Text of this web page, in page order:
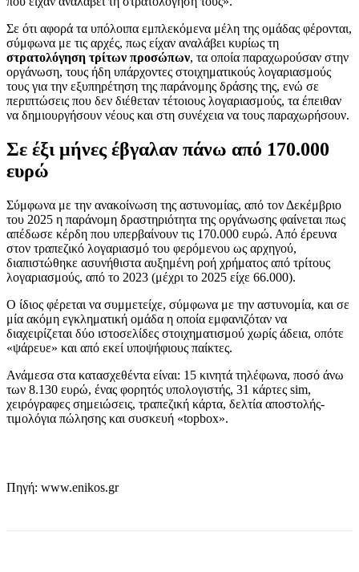
Σε ότι αφορά τα υπόλοιπα εμπλεκόμενα μέλη της ομάδας φέρονται,
σύμφωνα με τις αρχές, πως είχαν αναλάβει κυρίως τη
στρατολόγηση τρίτων προσώπων, τα οποία παραχωρούσαν στην
οργάνωση, τους ήδη υπάρχοντες στοιχηματικούς λογαριασμούς
τους για την εξυπηρέτηση της παράνομης δράσης της, ενώ σε
περιπτώσεις που δεν διέθεταν τέτοιους λογαριασμούς, τα έπειθαν
να δημιουργήσουν νέους και στη συνέχεια να τους παραχωρήσουν.
Σε έξι μήνες έβγαλαν πάνω από 170.000
ευρώ
Σύμφωνα με την ανακοίνωση της αστυνομίας, από τον Δεκέμβριο
του 2025 η παράνομη δραστηριότητα της οργάνωσης φαίνεται πως
απέδωσε κέρδη που υπερβαίνουν τις 170.000 ευρώ. Από έρευνα
στον τραπεζικό λογαριασμό του φερόμενου ως αρχηγού,
διαπιστώθηκε ασυνήθιστα αυξημένη ροή χρήματος από τρίτους
λογαριασμούς, από το 2023 (μέχρι το 2025 είχε 66.000).
Ο ίδιος φέρεται να συμμετείχε, σύμφωνα με την αστυνομία, και σε
μία ακόμη εγκληματική ομάδα η οποία εμφανιζόταν να
διαχειρίζεται δύο ιστοσελίδες στοιχηματισμού χωρίς άδεια, οπότε
«ψάρευε» και από εκεί υποψήφιους παίκτες.
Ανάμεσα στα κατασχεθέντα είναι: 15 κινητά τηλέφωνα, ποσό άνω
των 8.130 ευρώ, ένας φορητός υπολογιστής, 31 κάρτες sim,
χειρόγραφες σημειώσεις, τραπεζική κάρτα, δελτία αποστολής-
τιμολόγια πώλησης και συσκευή «topbox».
Πηγή: www.enikos.gr